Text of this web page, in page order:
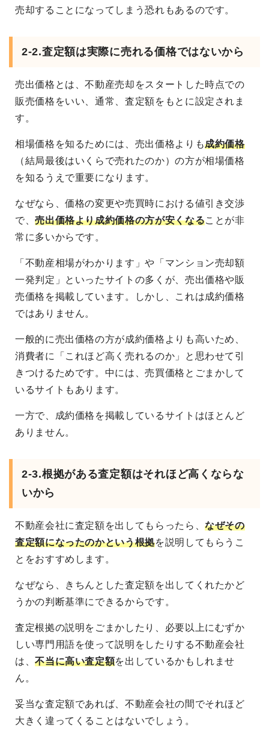
売却することになってしまう恐れもあるのです。
2-2.査定額は実際に売れる価格ではないから
売出価格とは、不動産売却をスタートした時点での
販売価格をいい、通常、査定額をもとに設定されま
す。
相場価格を知るためには、売出価格よりも成約価格
（結局最後はいくらで売れたのか）の方が相場価格
を知るうえで重要になります。
なぜなら、価格の変更や売買時における値引き交渉
で、売出価格より成約価格の方が安くなることが非
常に多いからです。
「不動産相場がわかります」や「マンション売却額
一発判定」といったサイトの多くが、売出価格や販
売価格を掲載しています。しかし、これは成約価格
ではありません。
一般的に売出価格の方が成約価格よりも高いため、
消費者に「これほど高く売れるのか」と思わせて引
きつけるためです。中には、売買価格とごまかして
いるサイトもあります。
一方で、成約価格を掲載しているサイトはほとんど
ありません。
2-3.根拠がある査定額はそれほど高くならな
いから
不動産会社に査定額を出してもらったら、なぜその
査定額になったのかという根拠を説明してもらうこ
とをおすすめします。
なぜなら、きちんとした査定額を出してくれたかど
うかの判断基準にできるからです。
査定根拠の説明をごまかしたり、必要以上にむずか
しい専門用語を使って説明をしたりする不動産会社
は、不当に高い査定額を出しているかもしれませ
ん。
妥当な査定額であれば、不動産会社の間でそれほど
大きく違ってくることはないでしょう。